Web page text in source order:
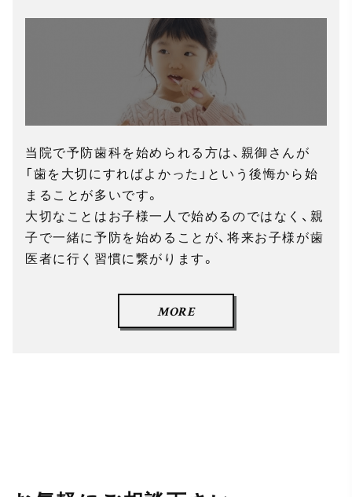
当院で予防歯科を始められる方は、親御さんが
「歯を大切にすればよかった」という後悔から始
まることが多いです。
大切なことはお子様一人で始めるのではなく、親
子で一緒に予防を始めることが、将来お子様が歯
医者に行く習慣に繋がります。
MORE